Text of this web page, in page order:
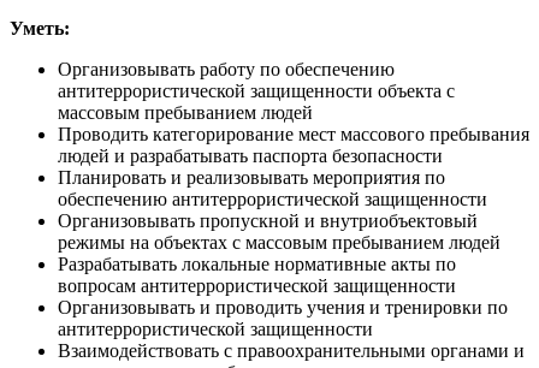
Уметь:
Организовывать работу по обеспечению
антитеррористической защищенности объекта с
массовым пребыванием людей
Проводить категорирование мест массового пребывания
людей и разрабатывать паспорта безопасности
Планировать и реализовывать мероприятия по
обеспечению антитеррористической защищенности
Организовывать пропускной и внутриобъектовый
режимы на объектах с массовым пребыванием людей
Разрабатывать локальные нормативные акты по
вопросам антитеррористической защищенности
Организовывать и проводить учения и тренировки по
антитеррористической защищенности
Взаимодействовать с правоохранительными органами и